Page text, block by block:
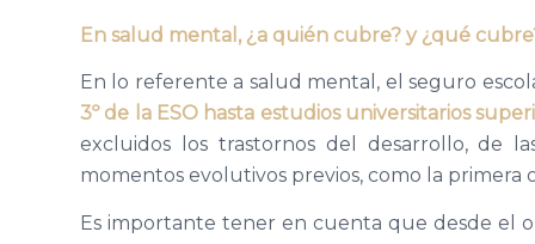
En salud mental, ¿a quién cubre? y ¿qué
En lo referente a salud mental, el seguro
3º de la ESO hasta estudios universitarios
excluidos los trastornos del desarrollo, de
momentos evolutivos previos, como la primera
Es importante tener en cuenta que desde el